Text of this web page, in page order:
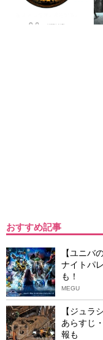
おすすめ記事
【ユニバ
ナイトパ
も！
MEGU
【ジュラ
あらすじ
報も